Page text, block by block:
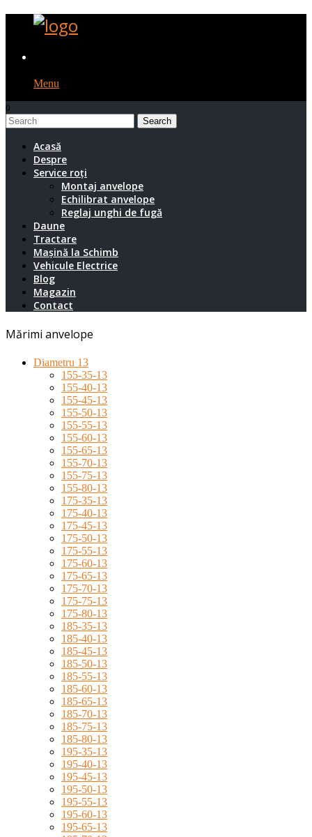
Menu
0
1
Acasă
Despre
Service roți
Montaj anvelope
Echilibrat anvelope
Reglaj unghi de fugă
Daune
Tractare
Mașină la Schimb
Vehicule Electrice
Blog
Magazin
Contact
Mărimi anvelope
Diametru 13
155-35-13
155-40-13
155-45-13
155-50-13
155-55-13
155-60-13
155-65-13
155-70-13
155-75-13
155-80-13
175-35-13
175-40-13
175-45-13
175-50-13
175-55-13
175-60-13
175-65-13
175-70-13
175-75-13
175-80-13
185-35-13
185-40-13
185-45-13
185-50-13
185-55-13
185-60-13
185-65-13
185-70-13
185-75-13
185-80-13
195-35-13
195-40-13
195-45-13
195-50-13
195-55-13
195-60-13
195-65-13